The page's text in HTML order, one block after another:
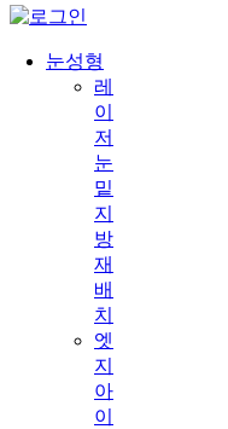
눈성형
레
이
저
눈
밑
지
방
재
배
치
엣
지
아
이